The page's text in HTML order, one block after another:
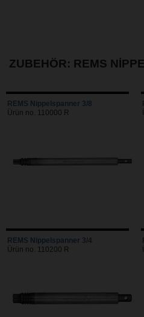
ZUBEHÖR: REMS
REMS Nippelspanner 3/8
Ürün no. 110000 R
REMS Nippelspanner 3/4
Ürün no. 110200 R